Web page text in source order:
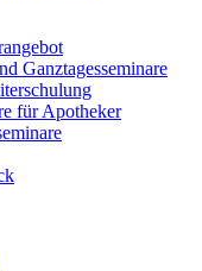
Ganztagesseminare
für Apotheker